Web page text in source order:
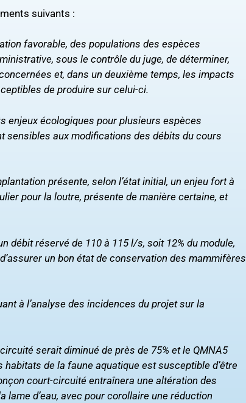
suivants :
favorable, des populations des espèces
sous le contrôle du juge, de déterminer,
et, dans un deuxième temps, les impacts
de produire sur celui-ci.
enjeux écologiques pour plusieurs espèces
sensibles aux modifications des débits du cours
présente, selon l’état initial, un enjeu fort à
pour la loutre, présente de manière certaine, et
débit réservé de 110 à 115 l/s, soit 12% du module,
un bon état de conservation des mammifères
à l’analyse des incidences du projet sur la
serait diminué de près de 75% et le QMNA5
de la faune aquatique est susceptible d’être
court-circuité entraînera une altération des
d’eau, avec pour corollaire une réduction